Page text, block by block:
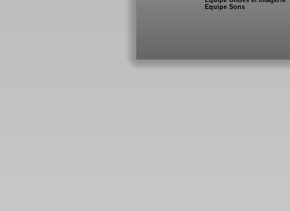
Equipe Sons